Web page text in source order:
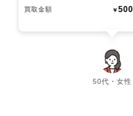
買取金額 ￥500
50代・女性
chevron_left chevron_right